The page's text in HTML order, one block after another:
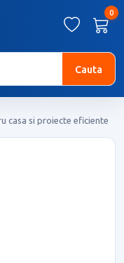
0
Cauta
casa si proiecte eficiente